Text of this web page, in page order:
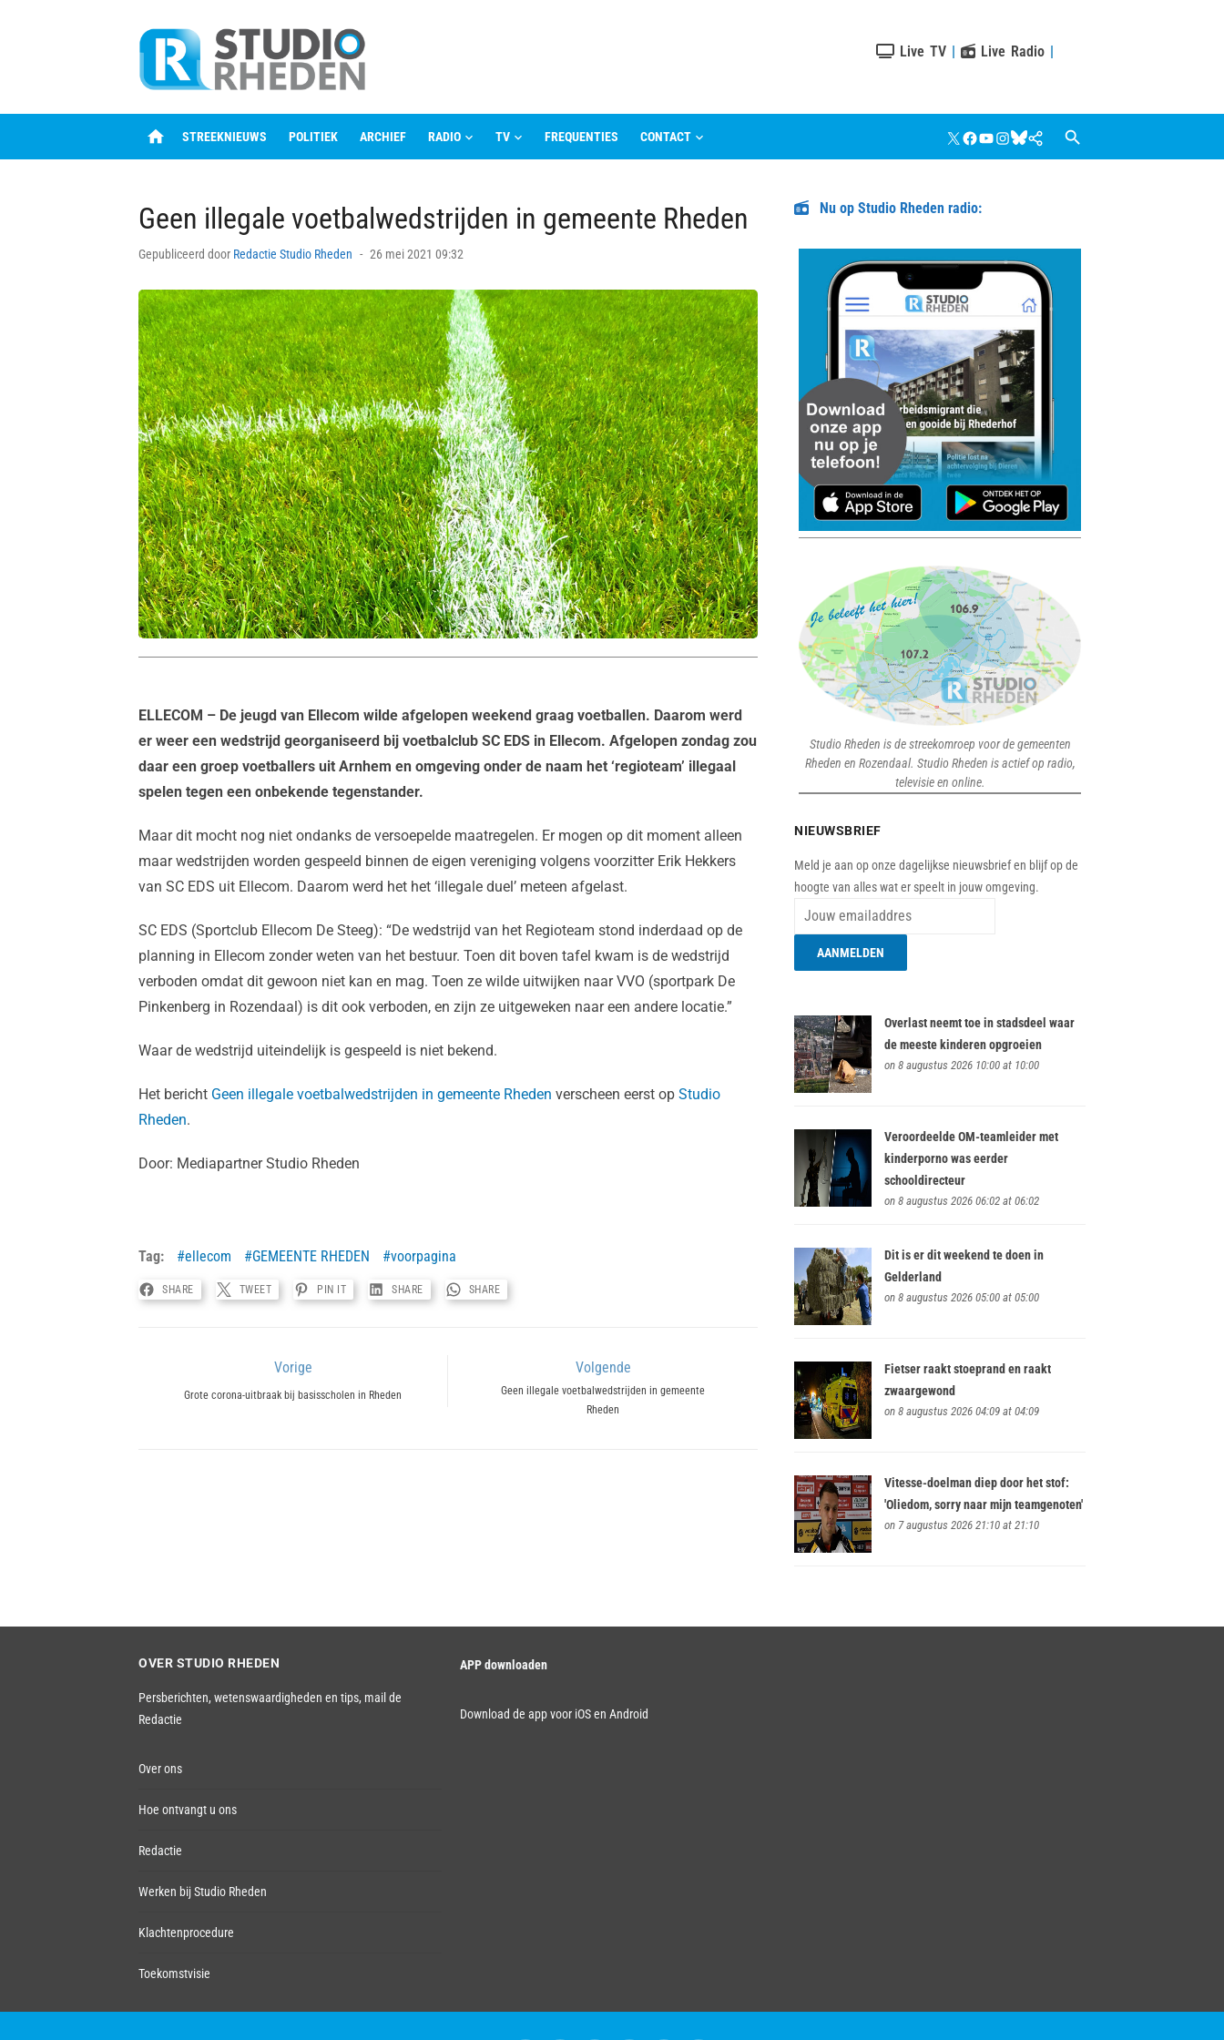
Live TV | Live Radio |
home STREEKNIEUWS POLITIEK ARCHIEF RADIO TV FREQUENTIES CONTACT X Facebook
YouTube
Instagram
Bluesky
Google
Nieuws
Geen illegale voetbalwedstrijden in gemeente Rheden
Gepubliceerd door Redactie Studio Rheden
Posted
26 mei 2021 09:32
ELLECOM – De jeugd van Ellecom wilde afgelopen weekend graag voetballen. Daarom werd
er weer een wedstrijd georganiseerd bij voetbalclub SC EDS in Ellecom. Afgelopen zondag zou
daar een groep voetballers uit Arnhem en omgeving onder de naam het ‘regioteam’ illegaal
spelen tegen een onbekende tegenstander.
Maar dit mocht nog niet ondanks de versoepelde maatregelen. Er mogen op dit moment alleen
maar wedstrijden worden gespeeld binnen de eigen vereniging volgens voorzitter Erik Hekkers
van SC EDS uit Ellecom. Daarom werd het het ‘illegale duel’ meteen afgelast.
SC EDS (Sportclub Ellecom De Steeg): “De wedstrijd van het Regioteam stond inderdaad op de
planning in Ellecom zonder weten van het bestuur. Toen dit boven tafel kwam is de wedstrijd
verboden omdat dit gewoon niet kan en mag. Toen ze wilde uitwijken naar VVO (sportpark De
Pinkenberg in Rozendaal) is dit ook verboden, en zijn ze uitgeweken naar een andere locatie.”
Waar de wedstrijd uiteindelijk is gespeeld is niet bekend.
Het bericht Geen illegale voetbalwedstrijden in gemeente Rheden verscheen eerst op Studio
Rheden.
Door: Mediapartner Studio Rheden
Tag: ellecom GEMEENTE RHEDEN voorpagina
SHARE TWEET PIN IT SHARE SHARE
navigatie
Vorige
Previous
Grote corona-uitbraak bij basisscholen in Rheden
Volgende
NextGeen illegale voetbalwedstrijden in gemeente
Rheden
Nu op Studio Rheden radio:
Studio Rheden is de streekomroep voor de gemeenten
Rheden en Rozendaal. Studio Rheden is actief op radio,
televisie en online.
NIEUWSBRIEF
Meld je aan op onze dagelijkse nieuwsbrief en blijf op de
hoogte van alles wat er speelt in jouw omgeving.
Overlast neemt toe in stadsdeel waar
de meeste kinderen opgroeien
on 8 augustus 2026 10:00 at 10:00
Veroordeelde OM-teamleider met
kinderporno was eerder
schooldirecteur
on 8 augustus 2026 06:02 at 06:02
Dit is er dit weekend te doen in
Gelderland
on 8 augustus 2026 05:00 at 05:00
Fietser raakt stoeprand en raakt
zwaargewond
on 8 augustus 2026 04:09 at 04:09
Vitesse-doelman diep door het stof:
'Oliedom, sorry naar mijn teamgenoten'
on 7 augustus 2026 21:10 at 21:10
OVER STUDIO RHEDEN
Persberichten, wetenswaardigheden en tips, mail de
Redactie
Over ons
Hoe ontvangt u ons
Redactie
Werken bij Studio Rheden
Klachtenprocedure
Toekomstvisie
APP downloaden
Download de app voor iOS en Android